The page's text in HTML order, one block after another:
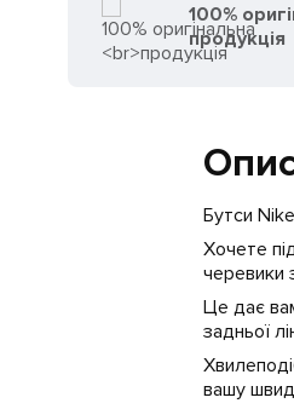
100%
продукція
Бутси
Хочете
черевики
Це дає
задньої
вашу